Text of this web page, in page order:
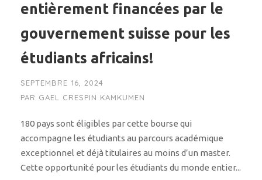
entièrement financées par le
gouvernement suisse pour les
étudiants africains!
SEPTEMBRE 16, 2024
PAR GAEL CRESPIN KAMKUMEN
180 pays sont éligibles par cette bourse qui
accompagne les étudiants au parcours académique
exceptionnel et déjà titulaires au moins d’un master.
Cette opportunité pour les étudiants du monde entier...